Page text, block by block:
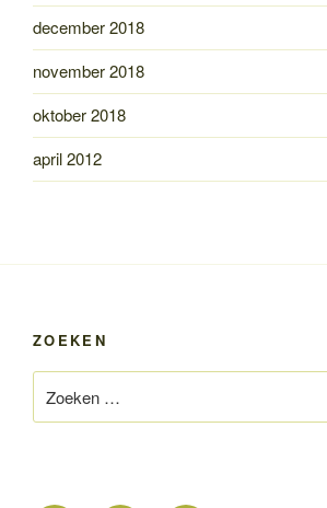
december 2018
november 2018
oktober 2018
april 2012
ZOEKEN
naar: